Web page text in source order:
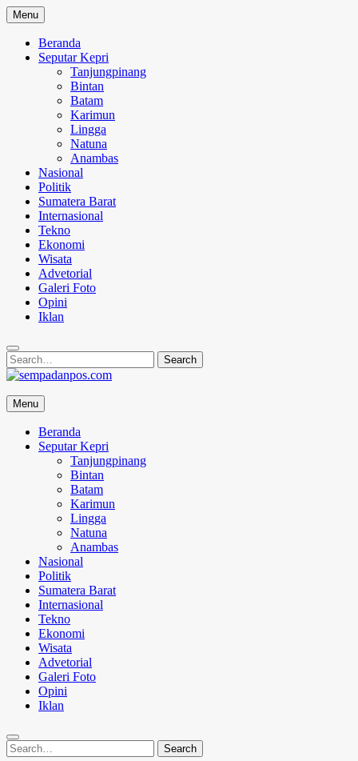
Skip
to
content
Menu
Beranda
Seputar Kepri
Tanjungpinang
Bintan
Batam
Karimun
Lingga
Natuna
Anambas
Nasional
Politik
Sumatera Barat
Internasional
Tekno
Ekonomi
Wisata
Advetorial
Galeri Foto
Opini
Iklan
Search
for:
Search
sempadanpos.com
Menyampaikan Berita Dengan Analisa
Menu
Beranda
Seputar Kepri
Tanjungpinang
Bintan
Batam
Karimun
Lingga
Natuna
Anambas
Nasional
Politik
Sumatera Barat
Internasional
Tekno
Ekonomi
Wisata
Advetorial
Galeri Foto
Opini
Iklan
Search
for:
Search